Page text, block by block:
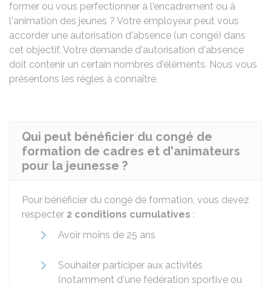
former ou vous perfectionner à l'encadrement ou à
l'animation des jeunes ? Votre employeur peut vous
accorder une autorisation d'absence (un congé) dans
cet objectif. Votre demande d'autorisation d'absence
doit contenir un certain nombres d'éléments. Nous vous
présentons les règles à connaître.
Qui peut bénéficier du congé de
formation de cadres et d'animateurs
pour la jeunesse ?
Pour bénéficier du congé de formation, vous devez
respecter 2 conditions cumulatives :
Avoir moins de 25 ans
Souhaiter participer aux activités
(notamment d'une fédération sportive ou